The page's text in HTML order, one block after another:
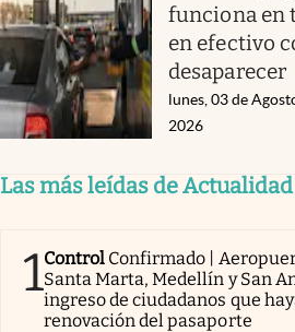
funciona en
en efectivo
desaparecer
lunes, 03 de
2026
Las más leídas de Actualidad
1Control Confirmado |
Santa Marta, Medellín y San
ingreso de ciudadanos que
renovación del pasaporte